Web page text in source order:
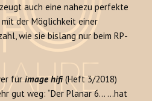
auch eine nahezu perfekte
der Möglichkeit einer
wie sie bislang nur beim RP-
fürimage hifi (Heft 3/2018)
gut weg: “Der Planar 6… …hat